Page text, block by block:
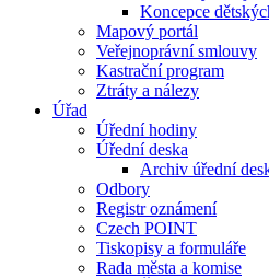
Koncepce
Mapový portál
Veřejnoprávní smlouvy
Kastrační program
Ztráty a nálezy
Úřad
Úřední hodiny
Úřední deska
Archiv úřední
Odbory
Registr oznámení
Czech POINT
Tiskopisy a formuláře
Rada města a komise